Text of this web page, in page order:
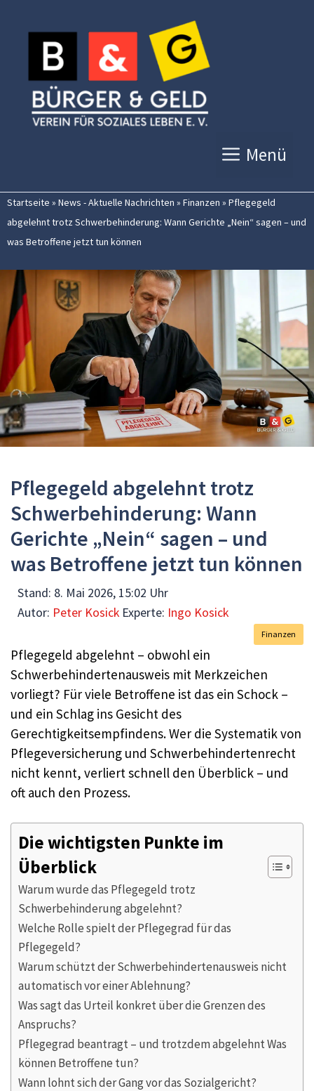
Inhalt
springen
Menü
Startseite » News - Aktuelle Nachrichten » Finanzen » Pflegegeld
abgelehnt trotz Schwerbehinderung: Wann Gerichte „Nein“ sagen – und
was Betroffene jetzt tun können
Pflegegeld abgelehnt trotz
Schwerbehinderung: Wann
Gerichte „Nein“ sagen – und
was Betroffene jetzt tun können
Stand: 8. Mai 2026, 15:02 Uhr
Autor: Peter Kosick Experte: Ingo Kosick
Finanzen
Pflegegeld abgelehnt – obwohl ein
Schwerbehindertenausweis mit Merkzeichen
vorliegt? Für viele Betroffene ist das ein Schock –
und ein Schlag ins Gesicht des
Gerechtigkeitsempfindens. Wer die Systematik von
Pflegeversicherung und Schwerbehindertenrecht
nicht kennt, verliert schnell den Überblick – und
oft auch den Prozess.
Die wichtigsten Punkte im
Überblick
Warum wurde das Pflegegeld trotz
Schwerbehinderung abgelehnt?
Welche Rolle spielt der Pflegegrad für das
Pflegegeld?
Warum schützt der Schwerbehindertenausweis nicht
automatisch vor einer Ablehnung?
Was sagt das Urteil konkret über die Grenzen des
Anspruchs?
Pflegegrad beantragt – und trotzdem abgelehnt Was
können Betroffene tun?
Wann lohnt sich der Gang vor das Sozialgericht?